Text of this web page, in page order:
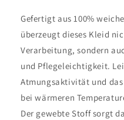
Gefertigt aus 100%
überzeugt dieses Kleid
Verarbeitung, sondern
und Pflegeleichtigkeit.
Atmungsaktivität und
bei wärmeren
Der gewebte Stoff sorgt